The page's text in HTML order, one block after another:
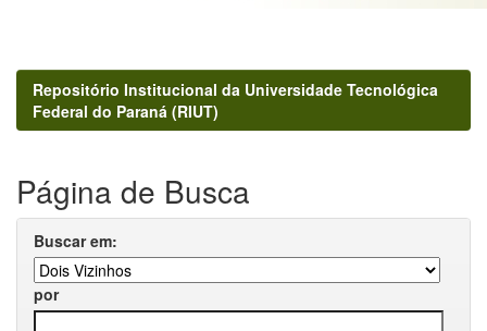
Repositório Institucional da Universidade Tecnológica
Federal do Paraná (RIUT)
Página de Busca
Buscar em:
por